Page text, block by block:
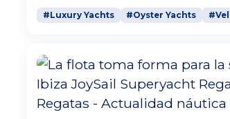
#Luxury Yachts #Oyster Yachts